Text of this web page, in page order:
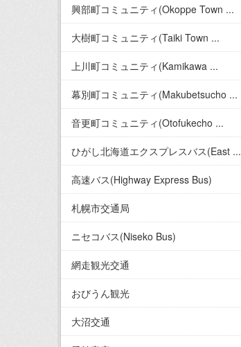
興部町コミュニティ(Okoppe Town ...
大樹町コミュニティ(Taiki Town ...
上川町コミュニティ(Kamikawa ...
幕別町コミュニティ(Makubetsucho ...
音更町コミュニティ(Otofukecho ...
ひがし北海道エクスプレスバス(East ...
高速バス(Highway Express Bus)
札幌市交通局
ニセコバス(Niseko Bus)
網走観光交通
おびうん観光
大沼交通